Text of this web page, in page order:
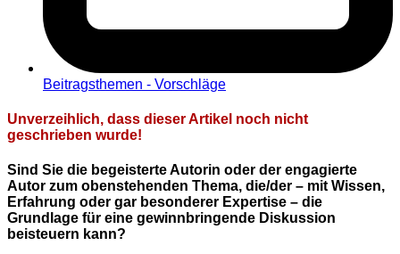
Beitragsthemen - Vorschläge
Unverzeihlich, dass dieser Artikel noch nicht
geschrieben wurde!
Sind Sie die begeisterte Autorin oder der engagierte
Autor zum obenstehenden Thema, die/der – mit Wissen,
Erfahrung oder gar besonderer Expertise – die
Grundlage für eine gewinnbringende Diskussion
beisteuern kann?